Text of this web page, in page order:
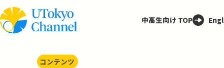
中高生向け TOP
コンテンツ